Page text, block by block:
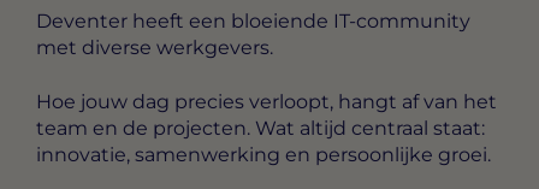
Deventer heeft een bloeiende IT-community
met diverse werkgevers.
Hoe jouw dag precies verloopt, hangt af van het
team en de projecten. Wat altijd centraal staat:
innovatie, samenwerking en persoonlijke groei.